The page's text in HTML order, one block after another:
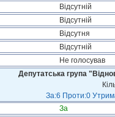
Відсутній
Відсутній
Відсутня
Відсутній
Не голосував
Депутатська група
За:6 Проти:0
За